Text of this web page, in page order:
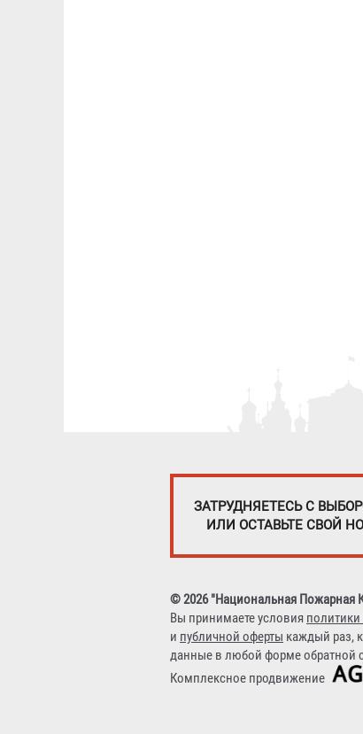
ЗАТРУДНЯЕТЕСЬ С
ИЛИ ОСТАВЬТЕ СВОЙ
© 2026 "Национальная Пожарная
Вы принимаете условия
и публичной оферты каждый раз,
данные в любой форме обратной
Комплексное продвижение